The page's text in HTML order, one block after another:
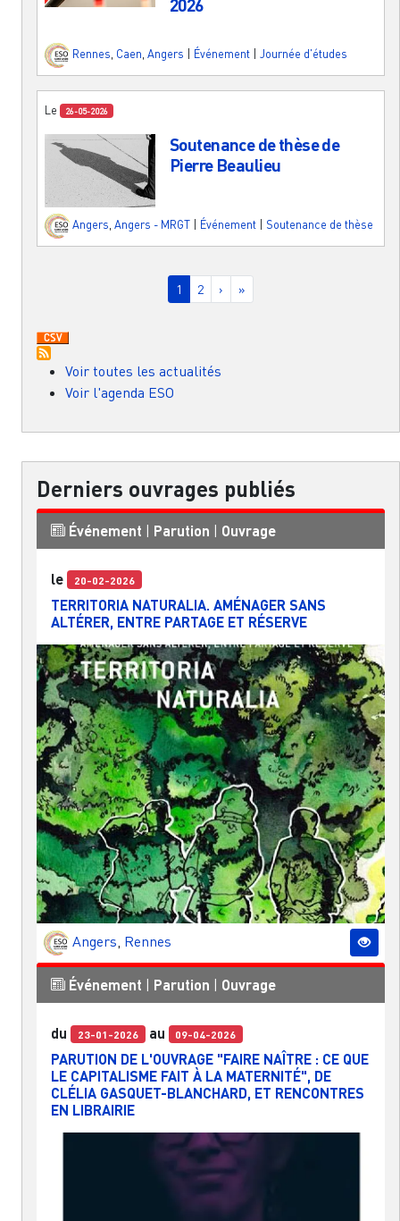
2026
Rennes Caen Angers Événement Journée d'études
Le 26-05-2026
Soutenance de thèse de
Pierre Beaulieu
Angers Angers - MRGT Événement Soutenance de thèse
Page courante
1 Page
2 Page suivante
› Dernière page
»
Voir toutes les actualités
Voir l'agenda ESO
Derniers ouvrages publiés
Événement | Parution | Ouvrage
le 20-02-2026
TERRITORIA NATURALIA. AMÉNAGER SANS
ALTÉRER, ENTRE PARTAGE ET RÉSERVE
Angers Rennes
Événement | Parution | Ouvrage
du 23-01-2026 au 09-04-2026
PARUTION DE L'OUVRAGE "FAIRE NAÎTRE : CE QUE
LE CAPITALISME FAIT À LA MATERNITÉ", DE
CLÉLIA GASQUET-BLANCHARD, ET RENCONTRES
EN LIBRAIRIE